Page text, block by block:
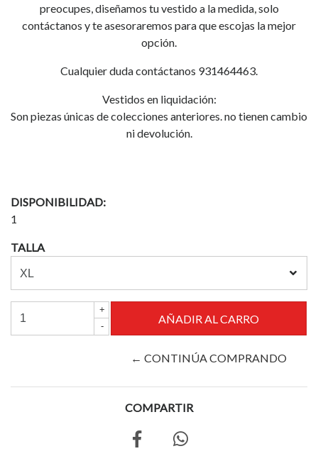
preocupes, diseñamos tu vestido a la medida, solo
contáctanos y te asesoraremos para que escojas la mejor
opción.
Cualquier duda contáctanos 931464463.
Vestidos en liquidación:
Son piezas únicas de colecciones anteriores. no tienen cambio
ni devolución.
DISPONIBILIDAD:
1
TALLA
+
-
← CONTINÚA COMPRANDO
COMPARTIR